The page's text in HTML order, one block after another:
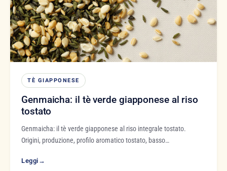
TÈ GIAPPONESE
Genmaicha: il tè verde giapponese al riso
tostato
Genmaicha: il tè verde giapponese al riso integrale tostato.
Origini, produzione, profilo aromatico tostato, basso…
Leggi →